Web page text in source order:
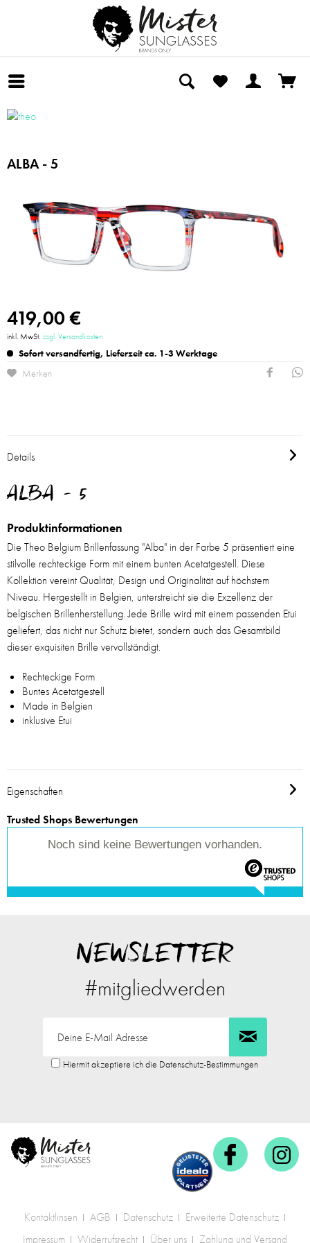
ALBA - 5
419,00 €
inkl. MwSt.zzgl. Versandkosten
Sofort versandfertig, Lieferzeit ca. 1-3 Werktage
Merken
Details
ALBA - 5
Produktinformationen
Die Theo Belgium Brillenfassung "Alba" in der Farbe 5 präsentiert eine
stilvolle rechteckige Form mit einem bunten Acetatgestell. Diese
Kollektion vereint Qualität, Design und Originalität auf höchstem
Niveau. Hergestellt in Belgien, unterstreicht sie die Exzellenz der
belgischen Brillenherstellung. Jede Brille wird mit einem passenden Etui
geliefert, das nicht nur Schutz bietet, sondern auch das Gesamtbild
dieser exquisiten Brille vervollständigt.
Rechteckige Form
Buntes Acetatgestell
Made in Belgien
inklusive Etui
Eigenschaften
Trusted Shops Bewertungen
Noch sind keine Bewertungen vorhanden.
NEWSLETTER
#mitgliedwerden
Hiermit akzeptiere ich die Datenschutz-Bestimmungen
Kontaktlinsen AGB Datenschutz
Erweiterte Datenschutz
Impressum
Widerrufsrecht Über uns Zahlung und Versand